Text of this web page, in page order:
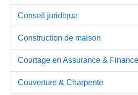
Conseil juridique
Construction de maison
Courtage en Assurance & Finance
Couverture & Charpente